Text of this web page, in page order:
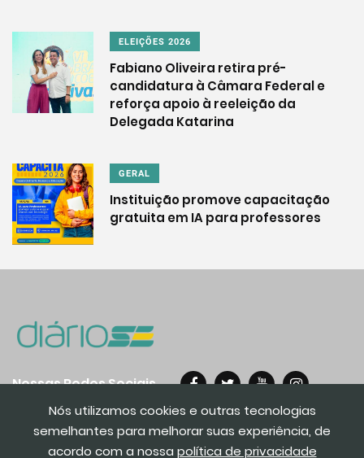
ELEIÇÕES 2026
Fabiano Oliveira retira pré-
candidatura à Câmara Federal e
reforça apoio à reeleição da
Delegada Katarina
GERAL
Instituição promove capacitação
gratuita em IA para professores
Nós utilizamos cookies e outras tecnologias
semelhantes para melhorar suas experiência, de
acordo com a nossa política de privacidade
Nossas Redes Sociais